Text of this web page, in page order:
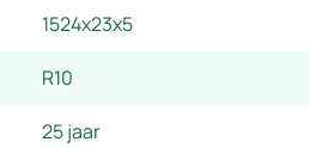
1524x23x5
R10
25 jaar